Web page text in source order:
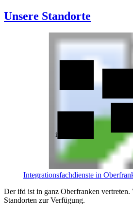
Unsere Standorte
ifd Bamberg
Integrationsfachdienste in
Der ifd ist in ganz Oberfranken vertreten.
Standorten zur Verfügung.